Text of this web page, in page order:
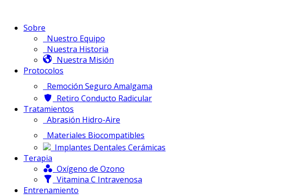
Sobre
Nuestro Equipo
Nuestra Historia
Nuestra Misión
Protocolos
Remoción Seguro Amalgama
Retiro Conducto Radicular
Tratamientos
Abrasión Hidro-Aire
Materiales Biocompatibles
Implantes Dentales Cerámicas
Terapia
Oxígeno de Ozono
Vitamina C Intravenosa
Entrenamiento